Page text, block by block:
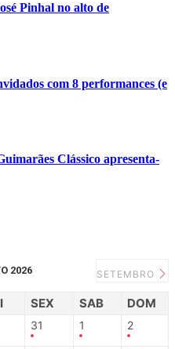
Pinhal no alto de
com 8 performances (e
Clássico apresenta-
2026 SETEMBRO
SEX SAB DOM
31 1 2